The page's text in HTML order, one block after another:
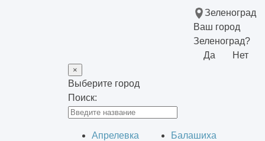
Зеленоград
Ваш город
Зеленоград?
Да
Нет
×
Выберите город
Поиск:
Апрелевка
Балашиха